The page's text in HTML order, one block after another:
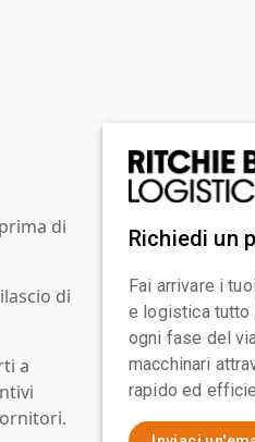
di
di
a
Richiedi un
Fai arrivare i
e logistica tutto
ogni fase del
macchinari
rapido ed